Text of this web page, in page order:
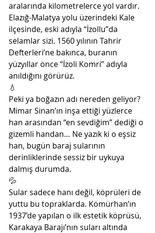
aralarında kilometrelerce yol vardır.
Elazığ-Malatya yolu üzerindeki Kale
ilçesinde, eski adıyla “İzollu”da
selamlar sizi. 1560 yılının Tahrir
Defterleri’ne bakınca, buranın
yüzyıllar önce “İzoli Komri” adıyla
anıldığını görürüz.
💧
Peki ya boğazın adı nereden geliyor?
Mimar Sinan’ın inşa ettiği yüzlerce
han arasından “en sevdiğim” dediği o
gizemli handan… Ne yazık ki o eşsiz
han, bugün baraj sularının
derinliklerinde sessiz bir uykuya
dalmış durumda.
💦
Sular sadece hanı değil, köprüleri de
yuttu bu topraklarda. Kömürhan’ın
1937’de yapılan o ilk estetik köprüsü,
Karakaya Barajı’nın suları altında